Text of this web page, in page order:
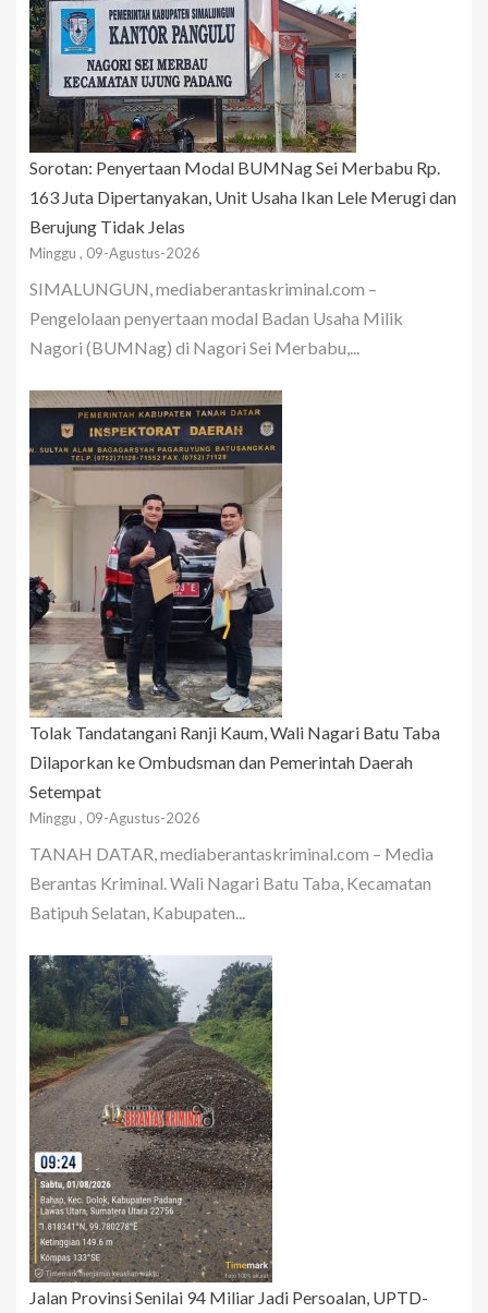
Sorotan: Penyertaan Modal BUMNag Sei Merbabu Rp.
163 Juta Dipertanyakan, Unit Usaha Ikan Lele Merugi dan
Berujung Tidak Jelas
Minggu , 09-Agustus-2026
SIMALUNGUN, mediaberantaskriminal.com –
Pengelolaan penyertaan modal Badan Usaha Milik
Nagori (BUMNag) di Nagori Sei Merbabu,...
Tolak Tandatangani Ranji Kaum, Wali Nagari Batu Taba
Dilaporkan ke Ombudsman dan Pemerintah Daerah
Setempat
Minggu , 09-Agustus-2026
TANAH DATAR, mediaberantaskriminal.com – Media
Berantas Kriminal. Wali Nagari Batu Taba, Kecamatan
Batipuh Selatan, Kabupaten...
Jalan Provinsi Senilai 94 Miliar Jadi Persoalan, UPTD-